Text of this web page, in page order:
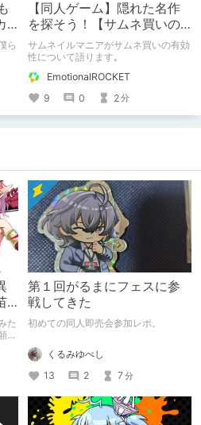
ら
【同人ゲーム】隠れた名作
を探そう！【サムネ買いの
すすめ】
サムネイルマニアがサムネ買いの有効
性について語ります｡
EmotionalROCKET
9
0 2分
た
望
第１回がるまにフェスに参
戦してきた
初めての同人即売会参加レポ。
くるみゆべし
13
2 7分